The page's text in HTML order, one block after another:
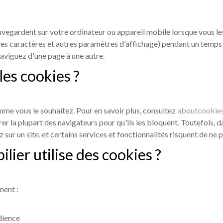
sur votre ordinateur ou appareil mobile lorsque vous
caractères et autres paramètres d'affichage) pendant un temps
d'une page à une autre.
cookies ?
vous le souhaitez. Pour en savoir plus, consultez
la plupart des navigateurs pour qu'ils les bloquent. Toutefois,
un site, et certains services et fonctionnalités risquent de ne
utilise des cookies ?
: